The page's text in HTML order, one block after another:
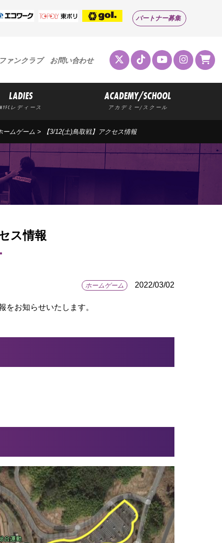
パートナー募集
ァンクラブ お問い合わせ
LADIES
MYFCレディース
ACADEMY/SCHOOL
アカデミー/スクール
ームゲーム > 【3/12(土)鳥取戦】アクセス情報
ス情報
ホームゲーム 2022/03/02
お知らせいたします。